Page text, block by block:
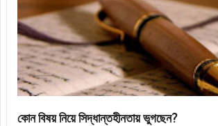
কোন বিষয় নিয়ে সিদ্ধান্তহীনতায় ভুগছেন?